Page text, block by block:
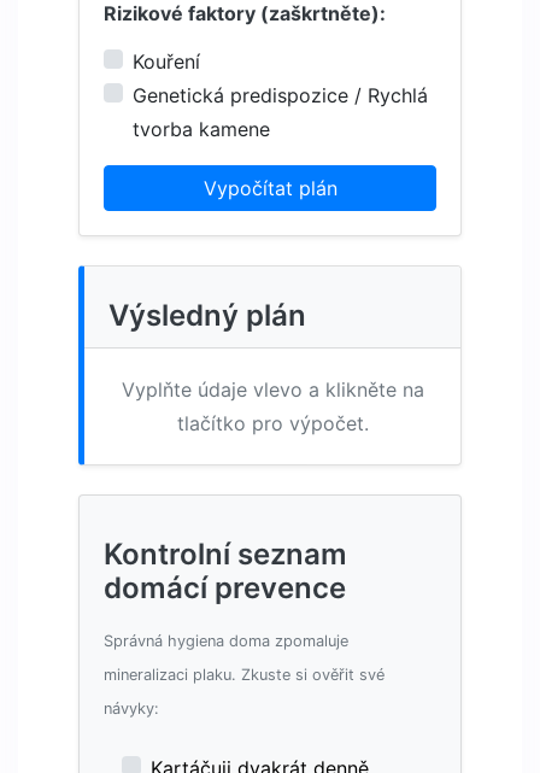
Rizikové faktory (zaškrtněte):
Kouření
Genetická predispozice / Rychlá
tvorba kamene
Vypočítat plán
Výsledný plán
Vyplňte údaje vlevo a klikněte na
tlačítko pro výpočet.
Kontrolní seznam
domácí prevence
Správná hygiena doma zpomaluje
mineralizaci plaku. Zkuste si ověřit své
návyky: